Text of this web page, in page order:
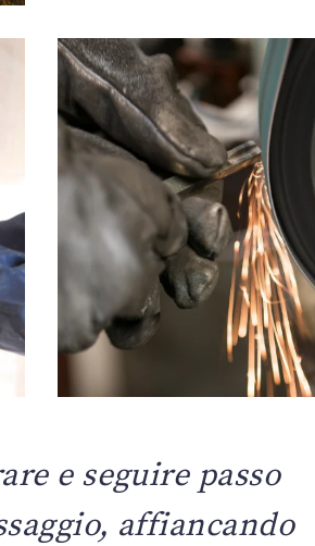
e seguire passo
affiancando